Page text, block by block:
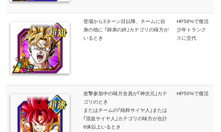
登場から3ターン目以降、チームに自
身の他に ｢師弟の絆｣カテゴリの味方が
いるとき
HP58%で復活
少年トランク
スに交代
攻撃参加中の味方全員が｢神次元｣カテ
ゴリのとき
またはチームの｢純粋サイヤ人｣または
｢混血サイヤ人｣カテゴリの味方が合計
6体以上いるとき
HP50%で復活